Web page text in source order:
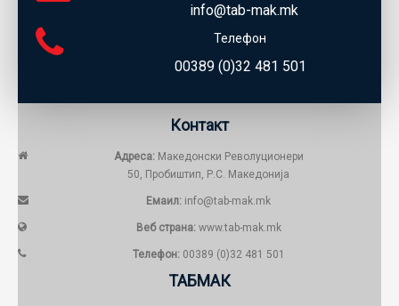
info@tab-mak.mk
Телефон
00389 (0)32 481 501
Контакт
Адреса:Македонски Револуционери
50, Пробиштип, Р.С. Македонија
Емаил: info@tab-mak.mk
Веб страна: www.tab-mak.mk
Телефон:00389 (0)32 481 501
ТАБМАК